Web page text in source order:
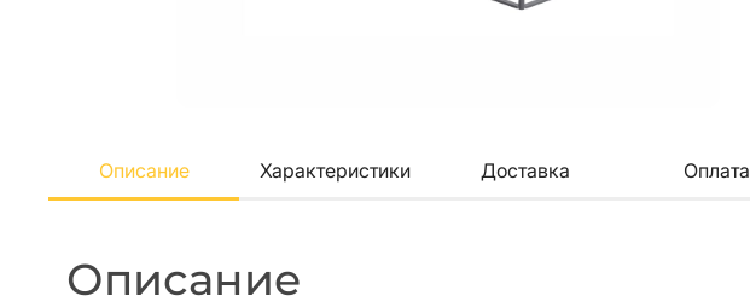
Описание Характеристики Доставка Оплата
Описание